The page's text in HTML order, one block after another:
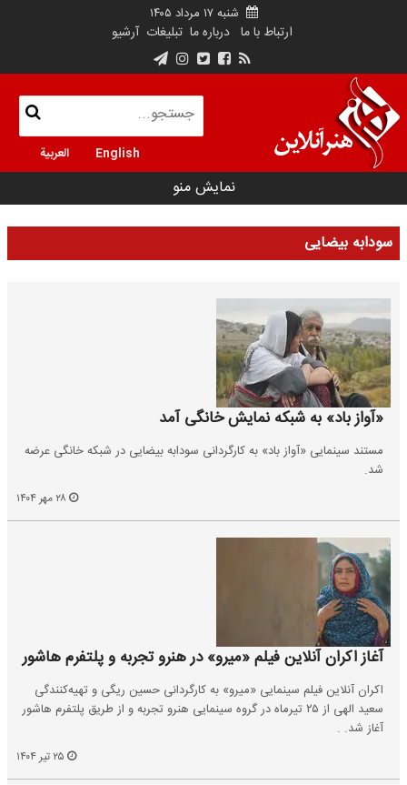
شنبه ۱۷ مرداد ۱۴۰۵
ارتباط با ما درباره ما تبلیغات آرشیو
English العربية
نمایش منو
سودابه بیضایی
«آواز باد» به شبکه نمایش خانگی آمد
مستند سینمایی «آواز باد» به کارگردانی سودابه بیضایی در شبکه خانگی عرضه
شد.
آغاز اکران آنلاین فیلم «میرو» در هنرو تجربه و پلتفرم هاشور
اکران آنلاین فیلم سینمایی «میرو» به کارگردانی حسین ریگی و تهیه‌کنندگی
سعید الهی از ۲۵ تیرماه در گروه سینمایی هنرو تجربه و از طریق پلتفرم هاشور
آغاز شد. .